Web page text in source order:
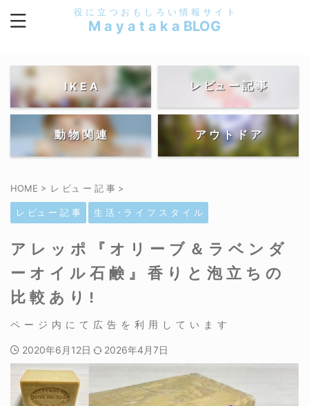
役 に 立 つ お も し ろ い 情 報 サ イ ト
M a y a t a k a BLOG
I K E A レ ビュ ー 記 事
動 物 関 連 ア ウ ト ド ア
HOME > レ ビュ ー 記 事 >
レ ビュ ー 記 事 生 活・ラ イ フ ス タ イ ル
アレッポ『オリーブ＆ラベンダ
ーオイル石鹸』香りと泡立ちの
比較あり!
2020年6月12日 2026年4月7日